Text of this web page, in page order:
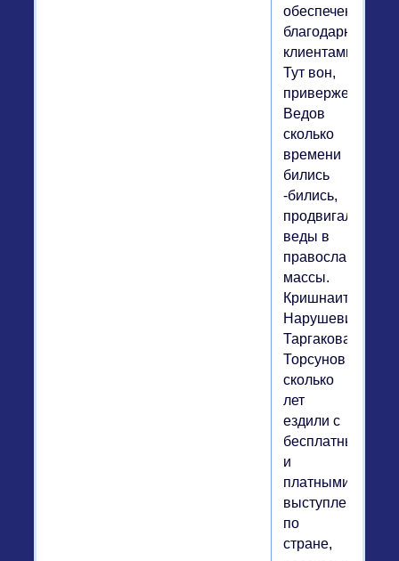
обеспечено
благодарными
клиентами.
Тут вон,
приверженцы
Ведов
сколько
времени
бились
-бились,
продвигали
веды в
православные
массы.
Кришнаиты
Нарушевич,
Таргакова,
Торсунов
сколько
лет
ездили с
бесплатными
и
платными
выступлениями
по
стране,